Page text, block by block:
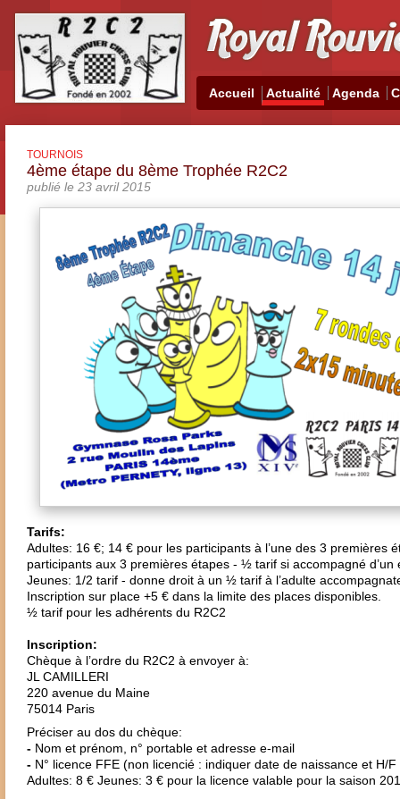
Accueil Actualité Agenda
TOURNOIS
4ème étape du 8ème Trophée R2C2
publié le 23 avril 2015
Tarifs:
Adultes: 16 €; 14 € pour les participants à l’une des 3
participants aux 3 premières étapes - ½ tarif si accompagné d’un
Jeunes: 1/2 tarif - donne droit à un ½ tarif à l’adulte
Inscription sur place +5 € dans la limite des places disponibles.
½ tarif pour les adhérents du R2C2
Inscription:
Chèque à l’ordre du R2C2 à envoyer à:
JL CAMILLERI
220 avenue du Maine
75014 Paris
Préciser au dos du chèque:
- Nom et prénom, n° portable et adresse e-mail
- N° licence FFE (non licencié : indiquer date de naissance et H/
Adultes: 8 € Jeunes: 3 € pour la licence valable pour la saison